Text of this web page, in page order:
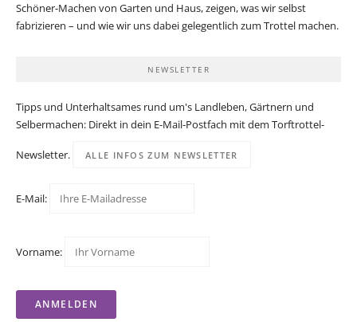
Schöner-Machen von Garten und Haus, zeigen, was wir selbst
fabrizieren – und wie wir uns dabei gelegentlich zum Trottel machen.
NEWSLETTER
Tipps und Unterhaltsames rund um's Landleben, Gärtnern und
Selbermachen: Direkt in dein E-Mail-Postfach mit dem Torftrottel-
Newsletter. ALLE INFOS ZUM NEWSLETTER
E-Mail:
Vorname: